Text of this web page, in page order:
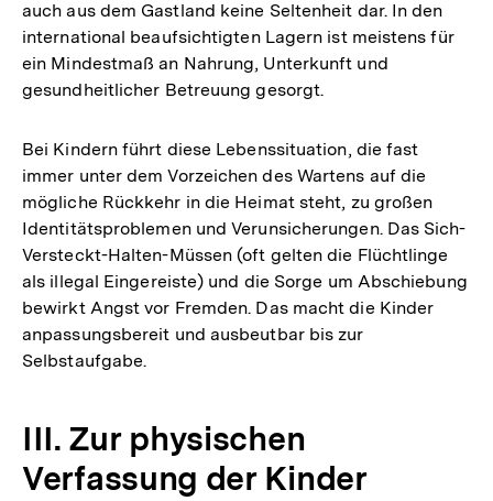
auch aus dem Gastland keine Seltenheit dar. In den
international beaufsichtigten Lagern ist meistens für
ein Mindestmaß an Nahrung, Unterkunft und
gesundheitlicher Betreuung gesorgt.
Bei Kindern führt diese Lebenssituation, die fast
immer unter dem Vorzeichen des Wartens auf die
mögliche Rückkehr in die Heimat steht, zu großen
Identitätsproblemen und Verunsicherungen. Das Sich-
Versteckt-Halten-Müssen (oft gelten die Flüchtlinge
als illegal Eingereiste) und die Sorge um Abschiebung
bewirkt Angst vor Fremden. Das macht die Kinder
anpassungsbereit und ausbeutbar bis zur
Selbstaufgabe.
III. Zur physischen
Verfassung der Kinder